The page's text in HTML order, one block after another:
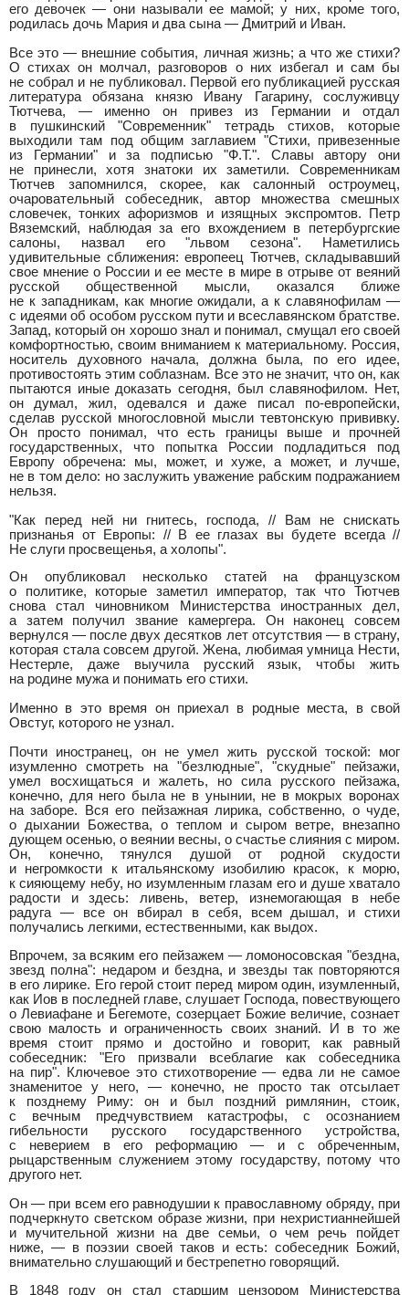
его девочек — они называли ее мамой; у них, кроме того,
родилась дочь Мария и два сына — Дмитрий и Иван.
Все это — внешние события, личная жизнь; а что же стихи?
О стихах он молчал, разговоров о них избегал и сам бы
не собрал и не публиковал. Первой его публикацией русская
литература обязана князю Ивану Гагарину, сослуживцу
Тютчева, — именно он привез из Германии и отдал
в пушкинский "Современник" тетрадь стихов, которые
выходили там под общим заглавием "Стихи, привезенные
из Германии" и за подписью "Ф.Т.". Славы автору они
не принесли, хотя знатоки их заметили. Современникам
Тютчев запомнился, скорее, как салонный остроумец,
очаровательный собеседник, автор множества смешных
словечек, тонких афоризмов и изящных экспромтов. Петр
Вяземский, наблюдая за его вхождением в петербургские
салоны, назвал его "львом сезона". Наметились
удивительные сближения: европеец Тютчев, складывавший
свое мнение о России и ее месте в мире в отрыве от веяний
русской общественной мысли, оказался ближе
не к западникам, как многие ожидали, а к славянофилам —
с идеями об особом русском пути и всеславянском братстве.
Запад, который он хорошо знал и понимал, смущал его своей
комфортностью, своим вниманием к материальному. Россия,
носитель духовного начала, должна была, по его идее,
противостоять этим соблазнам. Все это не значит, что он, как
пытаются иные доказать сегодня, был славянофилом. Нет,
он думал, жил, одевался и даже писал по-европейски,
сделав русской многословной мысли тевтонскую прививку.
Он просто понимал, что есть границы выше и прочней
государственных, что попытка России подладиться под
Европу обречена: мы, может, и хуже, а может, и лучше,
не в том дело: но заслужить уважение рабским подражанием
нельзя.
"Как перед ней ни гнитесь, господа, // Вам не снискать
признанья от Европы: // В ее глазах вы будете всегда //
Не слуги просвещенья, а холопы".
Он опубликовал несколько статей на французском
о политике, которые заметил император, так что Тютчев
снова стал чиновником Министерства иностранных дел,
а затем получил звание камергера. Он наконец совсем
вернулся — после двух десятков лет отсутствия — в страну,
которая стала совсем другой. Жена, любимая умница Нести,
Нестерле, даже выучила русский язык, чтобы жить
на родине мужа и понимать его стихи.
Именно в это время он приехал в родные места, в свой
Овстуг, которого не узнал.
Почти иностранец, он не умел жить русской тоской: мог
изумленно смотреть на "безлюдные", "скудные" пейзажи,
умел восхищаться и жалеть, но сила русского пейзажа,
конечно, для него была не в унынии, не в мокрых воронах
на заборе. Вся его пейзажная лирика, собственно, о чуде,
о дыхании Божества, о теплом и сыром ветре, внезапно
дующем осенью, о веянии весны, о счастье слияния с миром.
Он, конечно, тянулся душой от родной скудости
и негромкости к итальянскому изобилию красок, к морю,
к сияющему небу, но изумленным глазам его и душе хватало
радости и здесь: ливень, ветер, изнемогающая в небе
радуга — все он вбирал в себя, всем дышал, и стихи
получались легкими, естественными, как выдох.
Впрочем, за всяким его пейзажем — ломоносовская "бездна,
звезд полна": недаром и бездна, и звезды так повторяются
в его лирике. Его герой стоит перед миром один, изумленный,
как Иов в последней главе, слушает Господа, повествующего
о Левиафане и Бегемоте, созерцает Божие величие, сознает
свою малость и ограниченность своих знаний. И в то же
время стоит прямо и достойно и говорит, как равный
собеседник: "Его призвали всеблагие как собеседника
на пир". Ключевое это стихотворение — едва ли не самое
знаменитое у него, — конечно, не просто так отсылает
к позднему Риму: он и был поздний римлянин, стоик,
с вечным предчувствием катастрофы, с осознанием
гибельности русского государственного устройства,
с неверием в его реформацию — и с обреченным,
рыцарственным служением этому государству, потому что
другого нет.
Он — при всем его равнодушии к православному обряду, при
подчеркнуто светском образе жизни, при нехристианнейшей
и мучительной жизни на две семьи, о чем речь пойдет
ниже, — в поэзии своей таков и есть: собеседник Божий,
внимательно слушающий и бестрепетно говорящий.
В 1848 году он стал старшим цензором Министерства